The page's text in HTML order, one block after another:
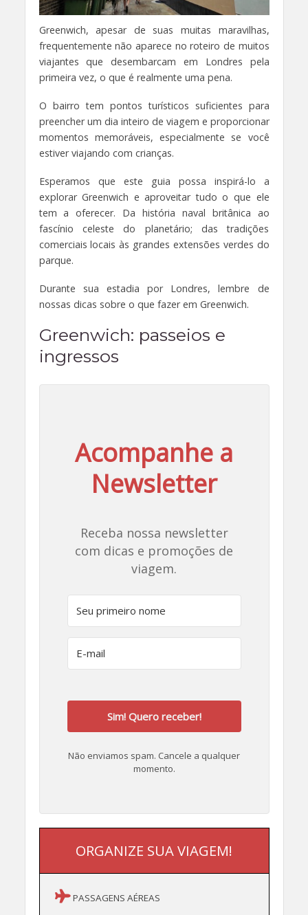
Greenwich, apesar de suas muitas maravilhas,
frequentemente não aparece no roteiro de muitos
viajantes que desembarcam em Londres pela
primeira vez, o que é realmente uma pena.
O bairro tem pontos turísticos suficientes para
preencher um dia inteiro de viagem e proporcionar
momentos memoráveis, especialmente se você
estiver viajando com crianças.
Esperamos que este guia possa inspirá-lo a
explorar Greenwich e aproveitar tudo o que ele
tem a oferecer. Da história naval britânica ao
fascínio celeste do planetário; das tradições
comerciais locais às grandes extensões verdes do
parque.
Durante sua estadia por Londres, lembre de
nossas dicas sobre o que fazer em Greenwich.
Greenwich: passeios e
ingressos
Acompanhe a
Newsletter
Receba nossa newsletter
com dicas e promoções de
viagem.
Sim! Quero receber!
Não enviamos spam. Cancele a qualquer
momento.
ORGANIZE SUA VIAGEM!
PASSAGENS AÉREAS